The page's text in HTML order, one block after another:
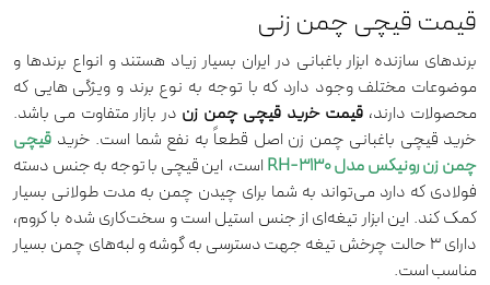
قیمت قیچی چمن زنی
برندهای سازنده ابزار باغبانی در ایران بسیار زیاد هستند و انواع برند‌ها و
موضوعات مختلف وجود دارد که با توجه به نوع برند و ویژگی هایی که
محصولات دارند، قیمت خرید قیچی چمن زن در بازار متفاوت می باشد.
خرید قیچی باغبانی چمن زن اصل قطعاً به نفع شما است. خرید قیچی
چمن زن رونیکس مدل RH-3130
است، ‌ این قیچی با توجه‌ به جنس دسته
فولادی که دارد می‌تواند به شما برای چیدن چمن به مدت طولانی بسیار
کمک کند. این ابزار تیغه‌ای از جنس استیل است و سخت‌کاری شده با کروم،
دارای 3 حالت چرخش تیغه جهت دسترسی به گوشه و لبه‌های چمن بسیار
مناسب است.